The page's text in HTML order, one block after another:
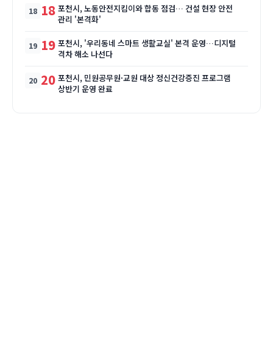
18 포천시, 노동안전지킴이와 합동 점검… 건설 현장 안전
관리 '본격화'
19 포천시, '우리동네 스마트 생활교실' 본격 운영…디지털
격차 해소 나선다
20 포천시, 민원공무원·교원 대상 정신건강증진 프로그램
상반기 운영 완료